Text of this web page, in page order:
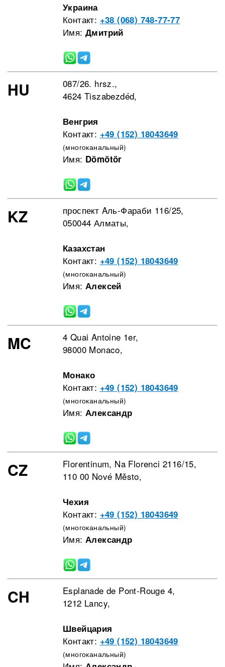
Украина
Контакт: +38 (068) 748-77-77
Имя: Дмитрий
HU
087/26. hrsz.,
4624 Tiszabezdéd,
Венгрия
Контакт: +49 (152) 18043649
(многоканальный)
Имя: Dömötör
KZ
проспект Aль-Фараби 116/25,
050044 Алматы,
Казахстан
Контакт: +49 (152) 18043649
(многоканальный)
Имя: Алексей
MC
4 Quai Antoine 1er,
98000 Monaco,
Монако
Контакт: +49 (152) 18043649
(многоканальный)
Имя: Александр
CZ
Florentinum, Na Florenci 2116/15,
110 00 Nové Město,
Чехия
Контакт: +49 (152) 18043649
(многоканальный)
Имя: Александр
CH
Esplanade de Pont-Rouge 4,
1212 Lancy,
Швейцария
Контакт: +49 (152) 18043649
(многоканальный)